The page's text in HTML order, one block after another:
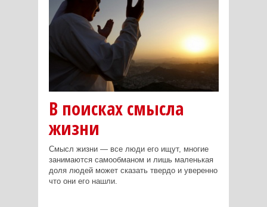
В поисках смысла
жизни
Смысл жизни — все люди его ищут, многие
занимаются самообманом и лишь маленькая
доля людей может сказать твердо и уверенно
что они его нашли.